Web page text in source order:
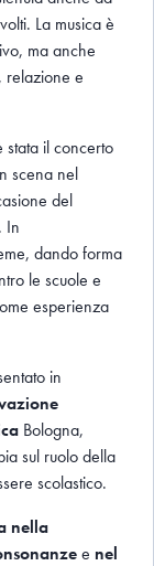
La musica è
ma anche
relazione e
stata il concerto
scena nel
del
. In
dando forma
le scuole e
esperienza
in
Bologna,
sul ruolo della
scolastico.
nella
e nel